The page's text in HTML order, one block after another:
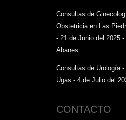
Consultas de
Obstetricia en Las
- 21 de Junio del 2025
Abanes
Consultas de Urología
Ugas - 4 de Julio del
CONTACTO